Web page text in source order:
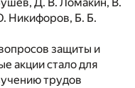
Никифоров, Б. Б.
защиты и
акции стало для
трудов